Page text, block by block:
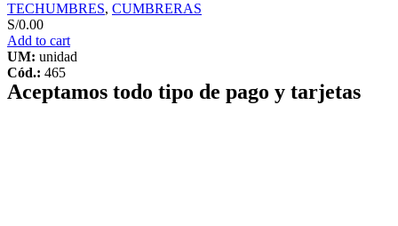
TECHUMBRES, CUMBRERAS
S/0.00
Add to cart
UM: unidad
Cód.: 465
Aceptamos todo tipo de pago y tarjetas